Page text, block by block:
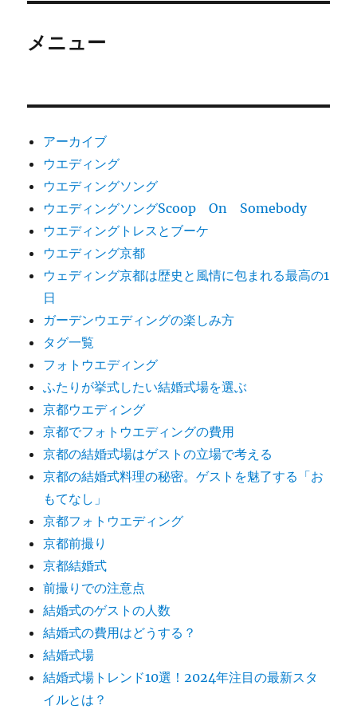
メニュー
アーカイブ
ウエディング
ウエディングソング
ウエディングソングScoop On Somebody
ウエディングトレスとブーケ
ウエディング京都
ウェディング京都は歴史と風情に包まれる最高の1
日
ガーデンウエディングの楽しみ方
タグ一覧
フォトウエディング
ふたりが挙式したい結婚式場を選ぶ
京都ウエディング
京都でフォトウエディングの費用
京都の結婚式場はゲストの立場で考える
京都の結婚式料理の秘密。ゲストを魅了する「お
もてなし」
京都フォトウエディング
京都前撮り
京都結婚式
前撮りでの注意点
結婚式のゲストの人数
結婚式の費用はどうする？
結婚式場
結婚式場トレンド10選！2024年注目の最新スタ
イルとは？